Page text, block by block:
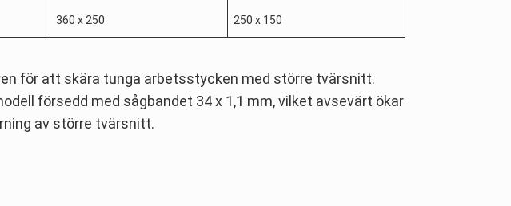
360 x 250 250 x 150
för att skära tunga arbetsstycken med större tvärsnitt.
försedd med sågbandet 34 x 1,1 mm, vilket avsevärt ökar
av större tvärsnitt.